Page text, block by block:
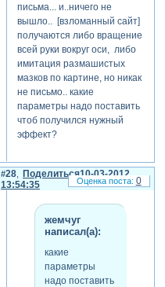
письма... и..ничего не
вышло.. [взломанный сайт]
получаются либо вращение
всей руки вокруг оси, либо
имитация размашистых
мазков по картине, но никак
не письмо.. какие
параметры надо поставить
чтоб получился нужный
эффект?
Поделиться
28
10-03-2012
13:54:35
жемчуг
написал(а):
какие
параметры
надо поставить
0